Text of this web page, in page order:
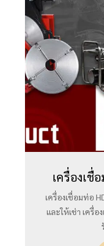
เครื่องเชื่
เครื่องเชื่อมท่อ
และให้เช่า เครื่อ